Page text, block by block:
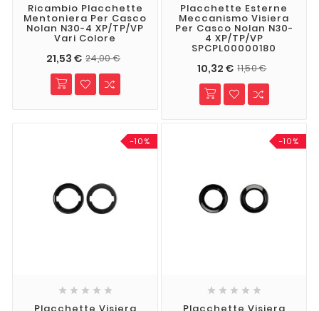
Ricambio Placchette
Mentoniera Per Casco
Nolan N30-4 XP/TP/VP
Vari Colore
21,53 € 24,00 €
Placchette Esterne
Meccanismo Visiera
Per Casco Nolan N30-
4 XP/TP/VP
SPCPL00000180
10,32 € 11,50 €
-10%
    
-10%
    